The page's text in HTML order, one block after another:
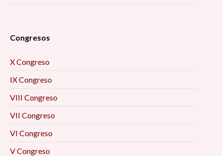
Congresos
X Congreso
IX Congreso
VIII Congreso
VII Congreso
VI Congreso
V Congreso